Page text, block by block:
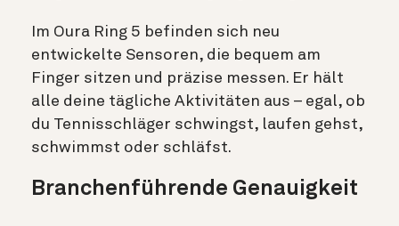
Im Oura Ring 5 befinden sich neu
entwickelte Sensoren, die bequem am
Finger sitzen und präzise messen. Er hält
alle deine tägliche Aktivitäten aus – egal, ob
du Tennisschläger schwingst, laufen gehst,
schwimmst oder schläfst.
Branchenführende Genauigkeit